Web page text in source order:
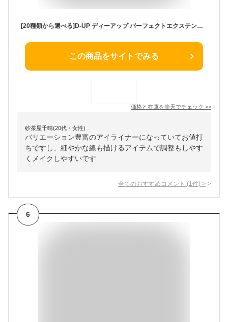
[20種類から選べる]D-UP ディーアップ パーフェクトエクステンションマスカラfor カール シルキーリキッドアイライナー WP マスカラ[ギフトラッピング対応]
この商品をサイトでみる
価格と在庫を楽天でチェック >>
砂茶屋千晴(20代・女性)
バリエーション豊富のアイライナーになっていてお値打
ちですし、細やかな線も描けるアイテムで調整もしやす
くメイクしやすいです
全てのおすすめコメント (1 件) >
6